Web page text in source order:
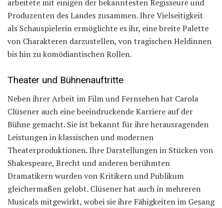
arbeitete mit einigen der bekanntesten Regisseure und
Produzenten des Landes zusammen. Ihre Vielseitigkeit
als Schauspielerin ermöglichte es ihr, eine breite Palette
von Charakteren darzustellen, von tragischen Heldinnen
bis hin zu komödiantischen Rollen.
Theater und Bühnenauftritte
Neben ihrer Arbeit im Film und Fernsehen hat Carola
Clüsener auch eine beeindruckende Karriere auf der
Bühne gemacht. Sie ist bekannt für ihre herausragenden
Leistungen in klassischen und modernen
Theaterproduktionen. Ihre Darstellungen in Stücken von
Shakespeare, Brecht und anderen berühmten
Dramatikern wurden von Kritikern und Publikum
gleichermaßen gelobt. Clüsener hat auch in mehreren
Musicals mitgewirkt, wobei sie ihre Fähigkeiten im Gesang